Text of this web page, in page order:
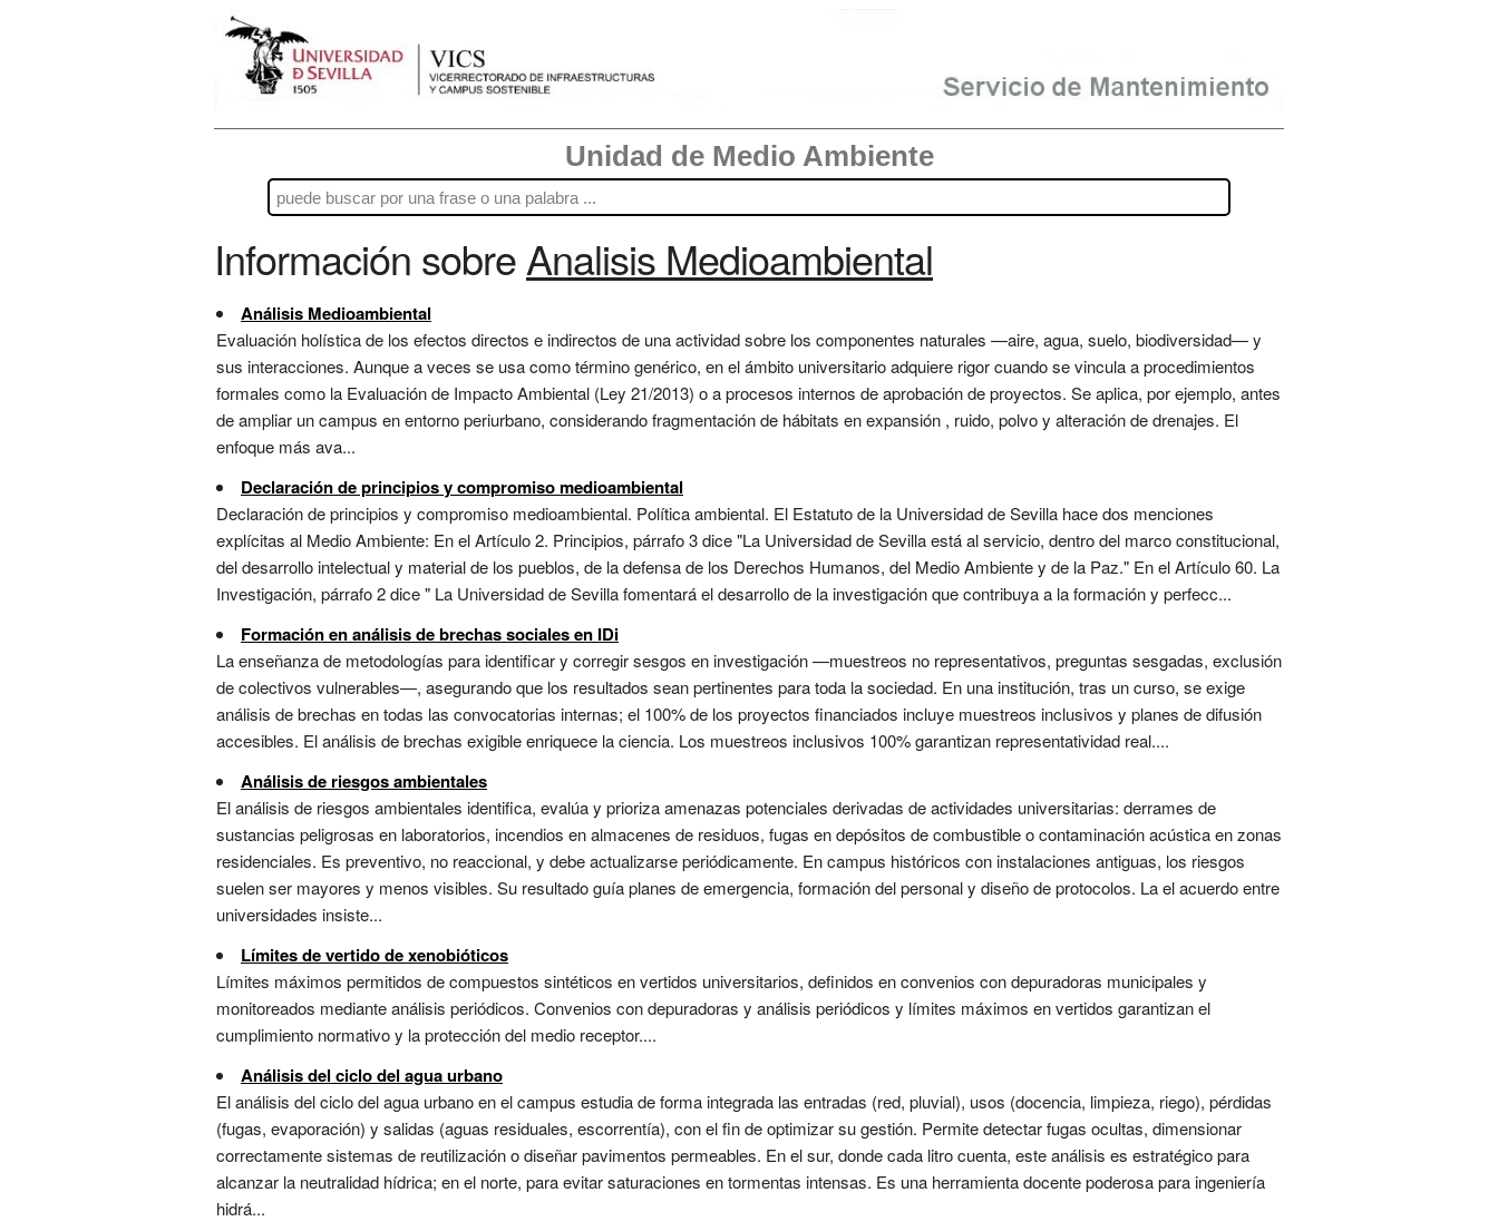
Unidad de Medio Ambiente
Información sobreAnalisis Medioambiental
Análisis Medioambiental
Evaluación holística de los efectos directos e indirectos de una actividad sobre los componentes naturales —aire, agua, suelo, biodiversidad— y
sus interacciones. Aunque a veces se usa como término genérico, en el ámbito universitario adquiere rigor cuando se vincula a procedimientos
formales como la Evaluación de Impacto Ambiental (Ley 21/2013) o a procesos internos de aprobación de proyectos. Se aplica, por ejemplo, antes
de ampliar un campus en entorno periurbano, considerando fragmentación de hábitats en expansión , ruido, polvo y alteración de drenajes. El
enfoque más ava...
Declaración de principios y compromiso medioambiental
Declaración de principios y compromiso medioambiental. Política ambiental. El Estatuto de la Universidad de Sevilla hace dos menciones
explícitas al Medio Ambiente: En el Artículo 2. Principios, párrafo 3 dice "La Universidad de Sevilla está al servicio, dentro del marco constitucional,
del desarrollo intelectual y material de los pueblos, de la defensa de los Derechos Humanos, del Medio Ambiente y de la Paz." En el Artículo 60. La
Investigación, párrafo 2 dice " La Universidad de Sevilla fomentará el desarrollo de la investigación que contribuya a la formación y perfecc...
Formación en análisis de brechas sociales en IDi
La enseñanza de metodologías para identificar y corregir sesgos en investigación —muestreos no representativos, preguntas sesgadas, exclusión
de colectivos vulnerables—, asegurando que los resultados sean pertinentes para toda la sociedad. En una institución, tras un curso, se exige
análisis de brechas en todas las convocatorias internas; el 100% de los proyectos financiados incluye muestreos inclusivos y planes de difusión
accesibles. El análisis de brechas exigible enriquece la ciencia. Los muestreos inclusivos 100% garantizan representatividad real....
Análisis de riesgos ambientales
El análisis de riesgos ambientales identifica, evalúa y prioriza amenazas potenciales derivadas de actividades universitarias: derrames de
sustancias peligrosas en laboratorios, incendios en almacenes de residuos, fugas en depósitos de combustible o contaminación acústica en zonas
residenciales. Es preventivo, no reaccional, y debe actualizarse periódicamente. En campus históricos con instalaciones antiguas, los riesgos
suelen ser mayores y menos visibles. Su resultado guía planes de emergencia, formación del personal y diseño de protocolos. La el acuerdo entre
universidades insiste...
Límites de vertido de xenobióticos
Límites máximos permitidos de compuestos sintéticos en vertidos universitarios, definidos en convenios con depuradoras municipales y
monitoreados mediante análisis periódicos. Convenios con depuradoras y análisis periódicos y límites máximos en vertidos garantizan el
cumplimiento normativo y la protección del medio receptor....
Análisis del ciclo del agua urbano
El análisis del ciclo del agua urbano en el campus estudia de forma integrada las entradas (red, pluvial), usos (docencia, limpieza, riego), pérdidas
(fugas, evaporación) y salidas (aguas residuales, escorrentía), con el fin de optimizar su gestión. Permite detectar fugas ocultas, dimensionar
correctamente sistemas de reutilización o diseñar pavimentos permeables. En el sur, donde cada litro cuenta, este análisis es estratégico para
alcanzar la neutralidad hídrica; en el norte, para evitar saturaciones en tormentas intensas. Es una herramienta docente poderosa para ingeniería
hidrá...